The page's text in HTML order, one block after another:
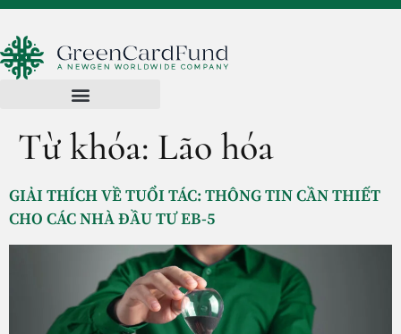
Từ khóa: Lão hóa
GIẢI THÍCH VỀ TUỔI TÁC: THÔNG TIN CẦN THIẾT
CHO CÁC NHÀ ĐẦU TƯ EB-5